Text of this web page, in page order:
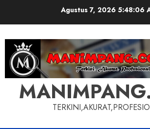
Agustus 7, 20265:48:07